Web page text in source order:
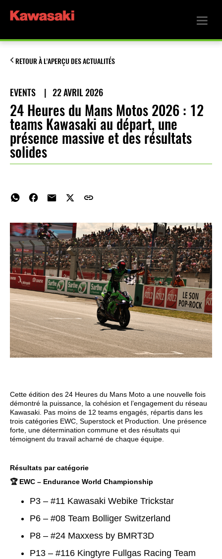
RETOUR À L’APERÇU DES ACTUALITÉS
EVENTS | 22 AVRIL 2026
24 Heures du Mans Motos 2026 : 12
teams Kawasaki au départ, une
présence massive et des résultats
solides
Cette édition des 24 Heures du Mans Moto a une nouvelle fois
démontré la puissance, la cohésion et l’engagement du réseau
Kawasaki. Pas moins de 12 teams engagés, répartis dans les
trois catégories EWC, Superstock et Production. Une présence
forte, une détermination commune et des résultats qui
témoignent du travail acharné de chaque équipe.
Résultats par catégorie
🏆 EWC – Endurance World Championship
P3 – #11 Kawasaki Webike Trickstar
P6 – #08 Team Bolliger Switzerland
P8 – #24 Maxxess by BMRT3D
P13 – #116 Kingtyre Fullgas Racing Team